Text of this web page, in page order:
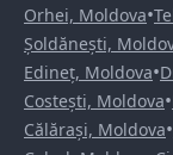
Orhei, Moldova•
Șoldănești,
Edineț, Moldova•
Costești, Moldova•
Călărași, Moldova•